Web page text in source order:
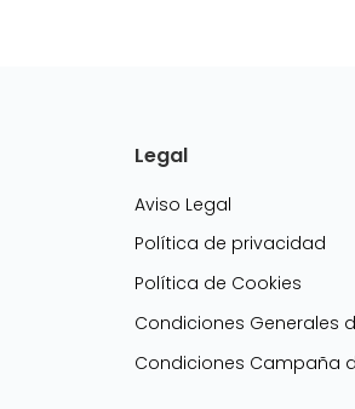
Legal
Aviso Legal
Política de privacidad
Política de Cookies
Condiciones Generales
Condiciones Campaña